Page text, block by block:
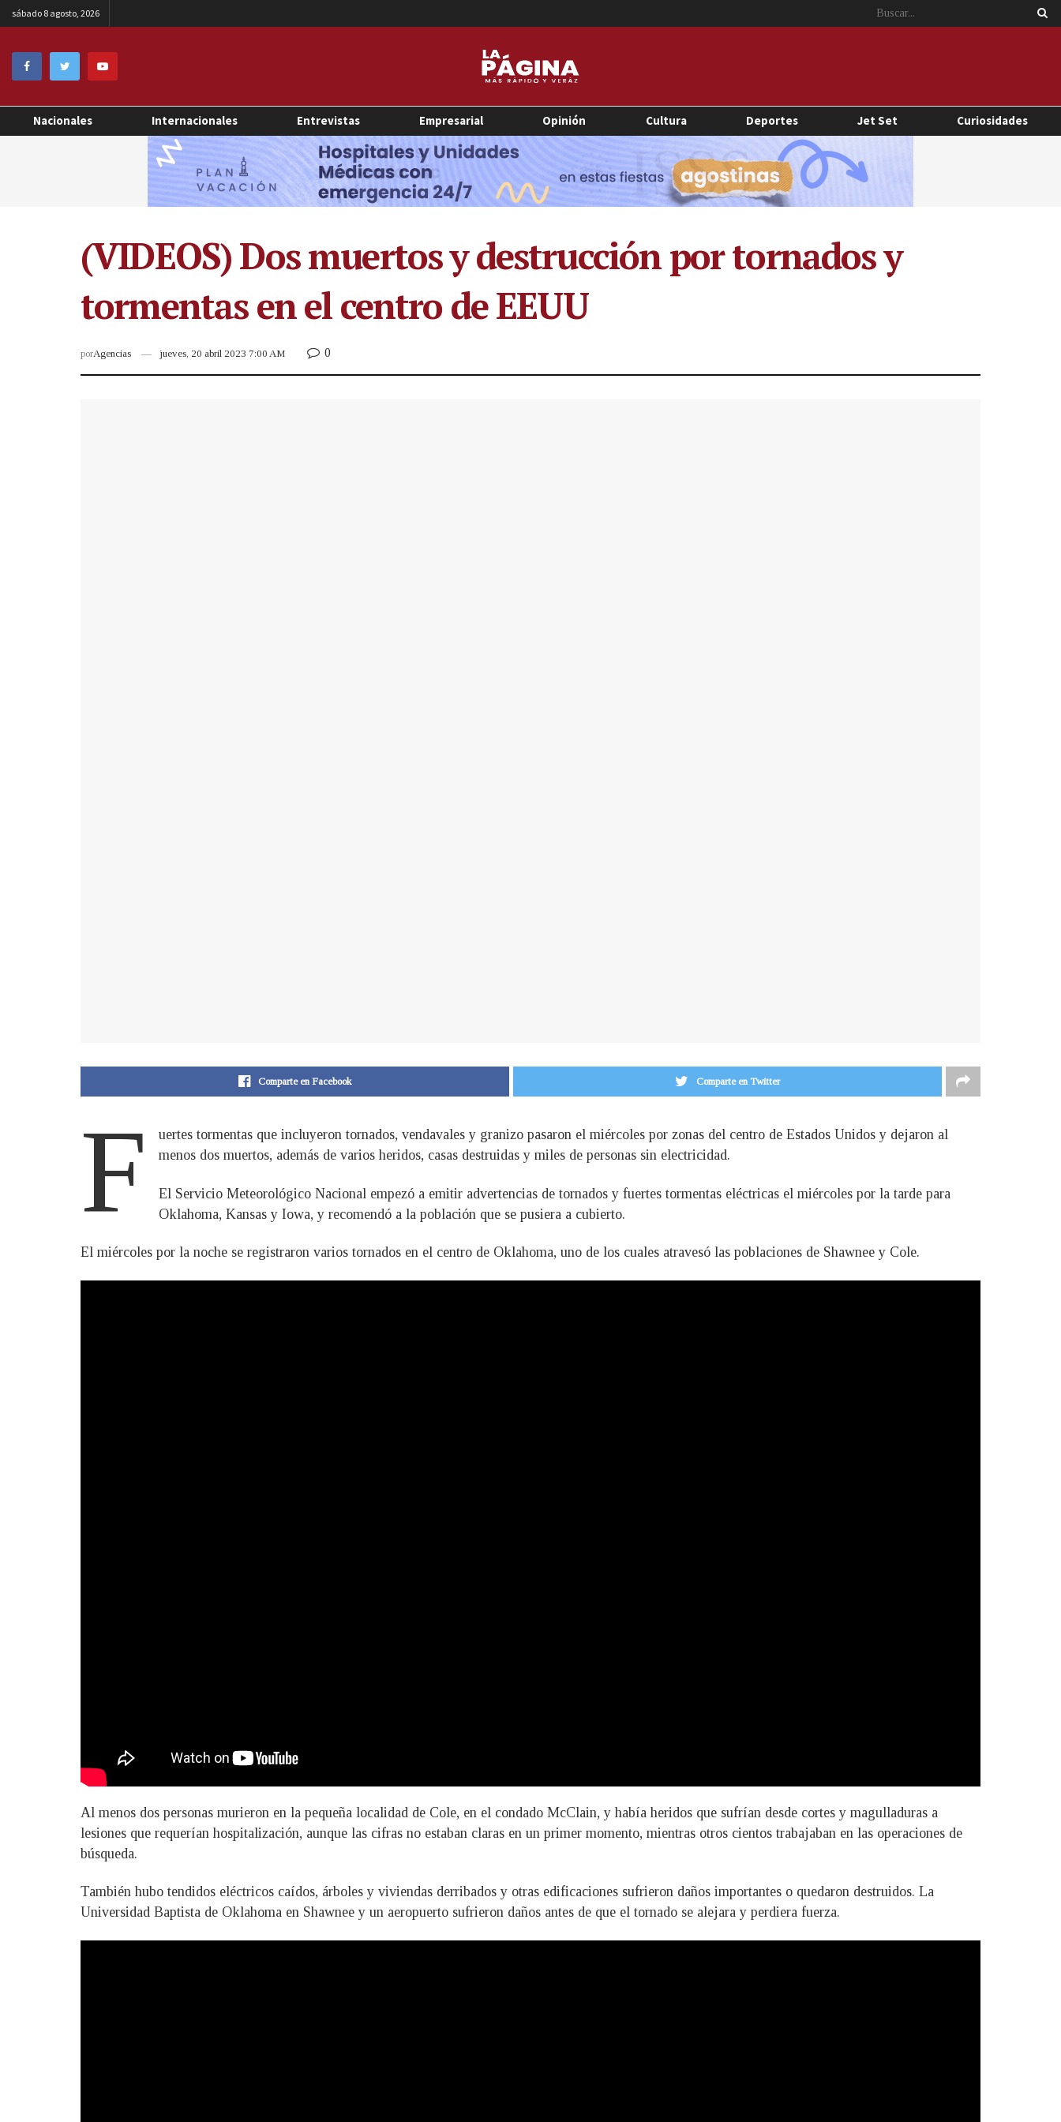
sábado 8 agosto, 2026
Nacionales Internacionales Entrevistas Empresarial Opinión Cultura Deportes Jet Set Curiosidades
(VIDEOS) Dos muertos y destrucción por tornados y
tormentas en el centro de EEUU
porAgencias jueves, 20 abril 2023 7:00 AM 0
Comparte en Facebook Comparte en Twitter
F
uertes tormentas que incluyeron tornados, vendavales y granizo pasaron el miércoles por zonas del centro de Estados Unidos y dejaron al
menos dos muertos, además de varios heridos, casas destruidas y miles de personas sin electricidad.
El Servicio Meteorológico Nacional empezó a emitir advertencias de tornados y fuertes tormentas eléctricas el miércoles por la tarde para
Oklahoma, Kansas y Iowa, y recomendó a la población que se pusiera a cubierto.
El miércoles por la noche se registraron varios tornados en el centro de Oklahoma, uno de los cuales atravesó las poblaciones de Shawnee y Cole.
Al menos dos personas murieron en la pequeña localidad de Cole, en el condado McClain, y había heridos que sufrían desde cortes y magulladuras a
lesiones que requerían hospitalización, aunque las cifras no estaban claras en un primer momento, mientras otros cientos trabajaban en las operaciones de
búsqueda.
También hubo tendidos eléctricos caídos, árboles y viviendas derribados y otras edificaciones sufrieron daños importantes o quedaron destruidos. La
Universidad Baptista de Oklahoma en Shawnee y un aeropuerto sufrieron daños antes de que el tornado se alejara y perdiera fuerza.